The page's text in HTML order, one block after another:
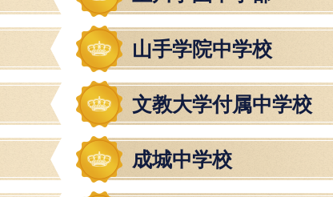
山手学院中学校
文教大学付属中学校
成城中学校